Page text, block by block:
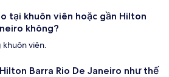
tại khuôn viên hoặc gần Hilton
không?
khuôn viên.
Barra Rio De Janeiro như thế